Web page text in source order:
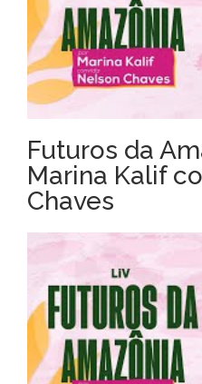
Futuros da
Marina Kalif
Chaves